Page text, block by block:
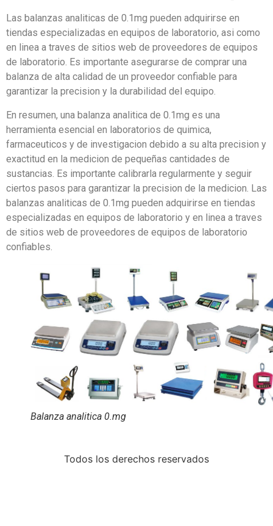
Las balanzas analiticas de 0.1mg pueden adquirirse en
tiendas especializadas en equipos de laboratorio, asi como
en linea a traves de sitios web de proveedores de equipos
de laboratorio. Es importante asegurarse de comprar una
balanza de alta calidad de un proveedor confiable para
garantizar la precision y la durabilidad del equipo.
En resumen, una balanza analitica de 0.1mg es una
herramienta esencial en laboratorios de quimica,
farmaceuticos y de investigacion debido a su alta precision y
exactitud en la medicion de pequeñas cantidades de
sustancias. Es importante calibrarla regularmente y seguir
ciertos pasos para garantizar la precision de la medicion. Las
balanzas analiticas de 0.1mg pueden adquirirse en tiendas
especializadas en equipos de laboratorio y en linea a traves
de sitios web de proveedores de equipos de laboratorio
confiables.
Balanza analitica 0.mg
Todos los derechos reservados